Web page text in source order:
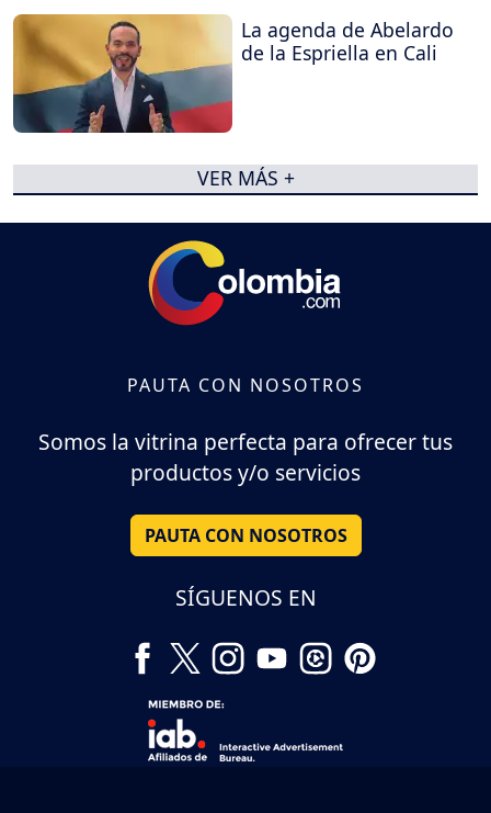
La agenda de Abelardo
de la Espriella en Cali
VER MÁS +
PAUTA CON NOSOTROS
Somos la vitrina perfecta para ofrecer tus
productos y/o servicios
PAUTA CON NOSOTROS
SÍGUENOS EN